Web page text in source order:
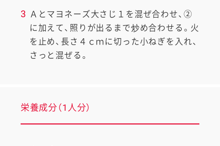
3 Ａとマヨネーズ大さじ１を混ぜ合わせ、②
に加えて、照りが出るまで炒め合わせる。火
を止め、長さ４ｃｍに切った小ねぎを入れ、
さっと混ぜる。
栄養成分（1人分）